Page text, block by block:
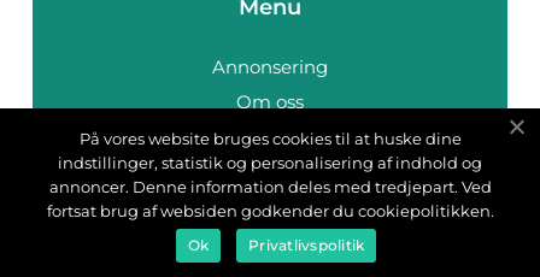
Menu
Annonsering
Om oss
Cookies
Kontakta oss
Sitemap
På vores website bruges cookies til at huske dine
indstillinger, statistik og personalisering af indhold og
annoncer. Denne information deles med tredjepart. Ved
fortsat brug af websiden godkender du cookiepolitikken.
Ok Privatlivspolitik